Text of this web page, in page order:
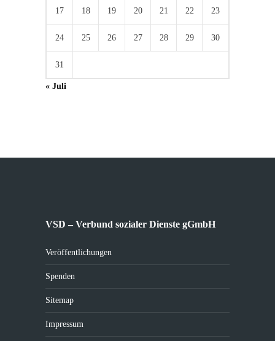
17 18 19 20 21 22 23
24 25 26 27 28 29 30
31
« Juli
VSD – Verbund sozialer Dienste gGmbH
Veröffentlichungen
Spenden
Sitemap
Impressum